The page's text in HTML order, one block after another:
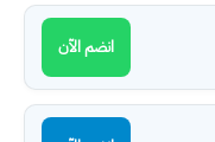
انضم الآن